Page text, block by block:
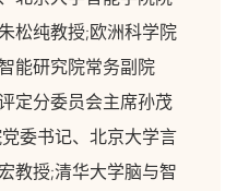
松纯教授;欧洲科学院
能研究院常务副院
定分委员会主席孙茂
委书记、北京大学言
教授;清华大学脑与智